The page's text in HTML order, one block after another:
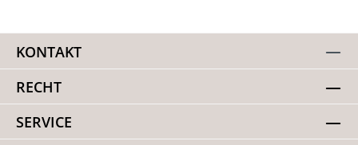
KONTAKT
RECHT
SERVICE